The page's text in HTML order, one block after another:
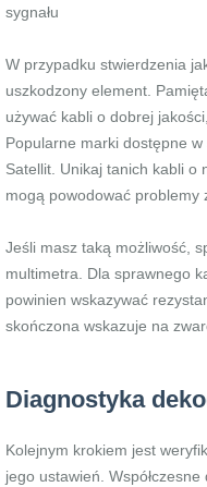
sygnału
W przypadku stwierdzenia
uszkodzony element.
używać kabli o dobrej
Popularne marki dostępne
Satellit. Unikaj tanich kabli o
mogą powodować problemy
Jeśli masz taką możliwość,
multimetra. Dla sprawnego
powinien wskazywać
skończona wskazuje na
Diagnostyka
Kolejnym krokiem jest
jego ustawień.